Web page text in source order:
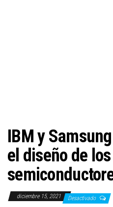
IBM y
el diseño de los
diciembre 15, 2021 Desactivado